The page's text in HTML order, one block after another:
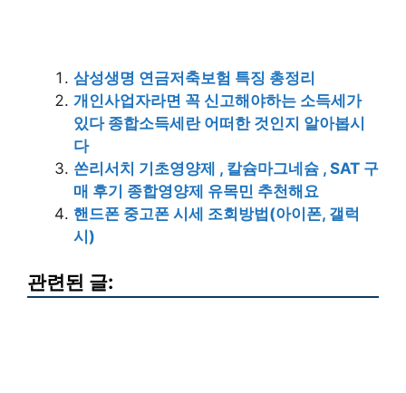
삼성생명 연금저축보험 특징 총정리
개인사업자라면 꼭 신고해야하는 소득세가
있다 종합소득세란 어떠한 것인지 알아봅시
다
쏜리서치 기초영양제 , 칼슘마그네슘 , SAT 구
매 후기 종합영양제 유목민 추천해요
핸드폰 중고폰 시세 조회방법(아이폰, 갤럭
시)
관련된 글: